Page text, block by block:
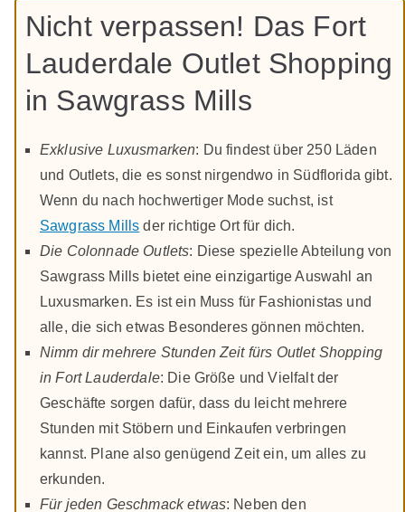
Nicht verpassen! Das Fort
Lauderdale Outlet Shopping
in Sawgrass Mills
Exklusive Luxusmarken: Du findest über 250 Läden
und Outlets, die es sonst nirgendwo in Südflorida gibt.
Wenn du nach hochwertiger Mode suchst, ist
Sawgrass Mills der richtige Ort für dich.
Die Colonnade Outlets: Diese spezielle Abteilung von
Sawgrass Mills bietet eine einzigartige Auswahl an
Luxusmarken. Es ist ein Muss für Fashionistas und
alle, die sich etwas Besonderes gönnen möchten.
Nimm dir mehrere Stunden Zeit fürs Outlet Shopping
in Fort Lauderdale: Die Größe und Vielfalt der
Geschäfte sorgen dafür, dass du leicht mehrere
Stunden mit Stöbern und Einkaufen verbringen
kannst. Plane also genügend Zeit ein, um alles zu
erkunden.
Für jeden Geschmack etwas: Neben den